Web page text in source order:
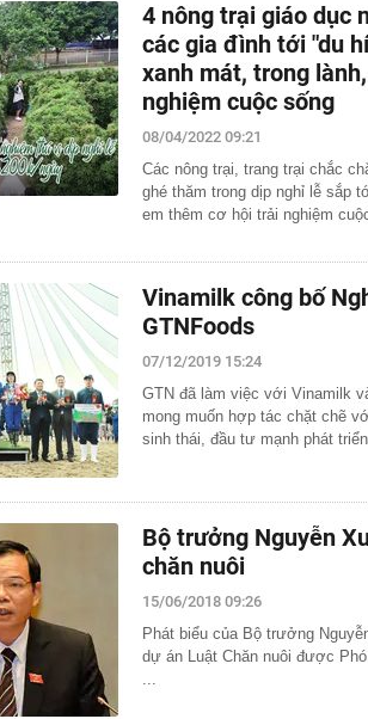
4 nông trại giáo dục
các gia đình tới "du
xanh mát, trong
nghiệm cuộc sống
08/04/2022 09:21
Các nông trại, trang trại chắc
ghé thăm trong dịp nghỉ lễ sắp
em thêm cơ hội trải nghiệm
Vinamilk công bố
GTNFoods
07/12/2019 15:24
GTN đã làm việc với Vinamilk
mong muốn hợp tác chặt chẽ
sinh thái, đầu tư mạnh phát
Bộ trưởng Nguyễn
chăn nuôi
15/06/2018 09:26
Phát biểu của Bộ trưởng
dự án Luật Chăn nuôi được